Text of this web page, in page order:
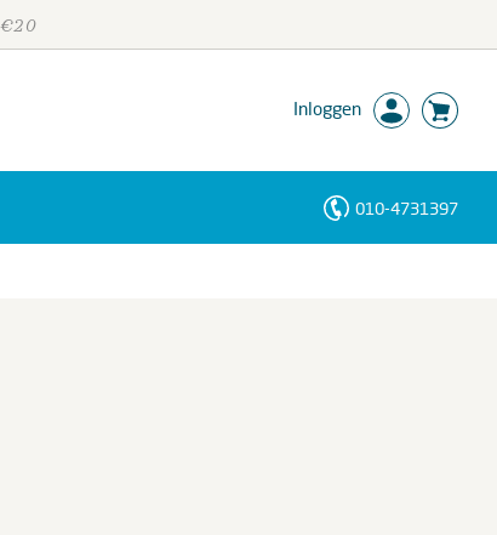
€20
Inloggen
010-4731397